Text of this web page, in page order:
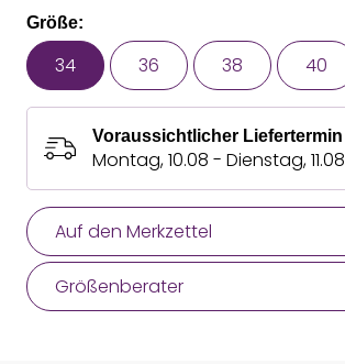
Größe:
34 36 38 40
Voraussichtlicher Liefertermin
Montag, 10.08 - Dienstag, 11.08
Auf den Merkzettel
Größenberater